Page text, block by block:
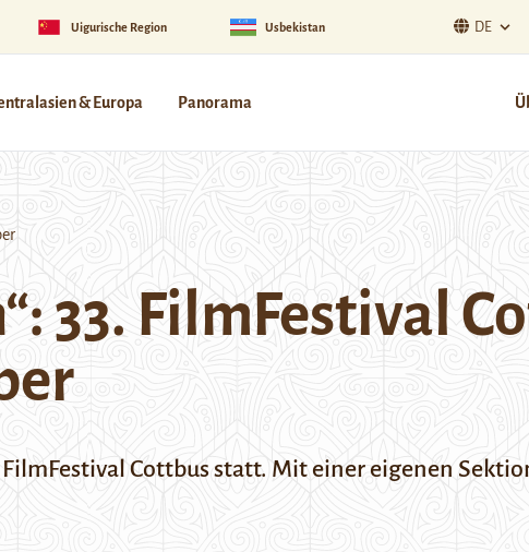
Uigurische Region Usbekistan DE
& Europa Panorama
33. FilmFestival
Cottbus statt. Mit einer eigenen